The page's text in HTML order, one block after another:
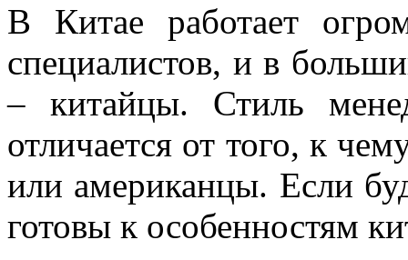
В Китае работает
специалистов, и в
– китайцы. Стиль
отличается от того, к
или американцы. Если
готовы к особенностям